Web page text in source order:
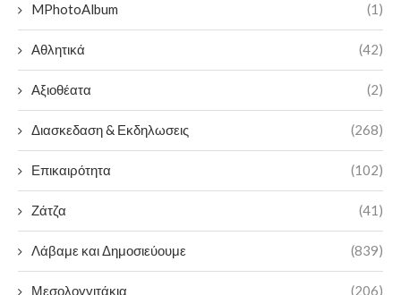
MPhotoAlbum (1)
Αθλητικά (42)
Αξιοθέατα (2)
Διασκεδαση & Εκδηλωσεις (268)
Επικαιρότητα (102)
Ζάτζα (41)
Λάβαμε και Δημοσιεύουμε (839)
Μεσολογγιτάκια (206)